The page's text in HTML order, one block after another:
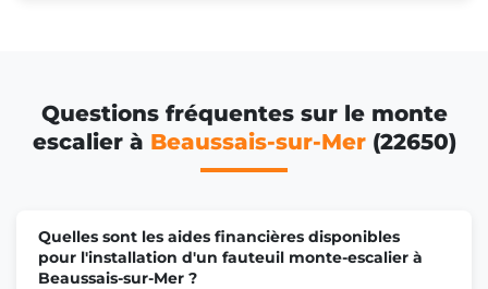
Questions fréquentes sur le monte
escalier à Beaussais-sur-Mer(22650)
Quelles sont les aides financières disponibles
pour l'installation d'un fauteuil monte-escalier à
Beaussais-sur-Mer ?